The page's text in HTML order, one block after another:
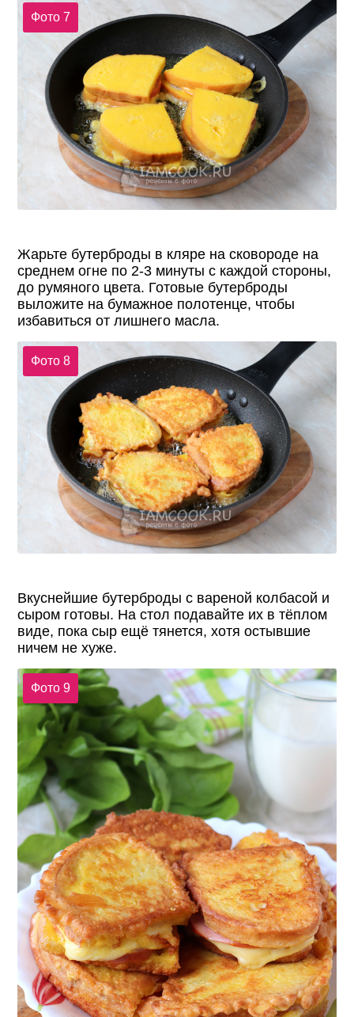
Фото 7
Жарьте бутерброды в кляре на сковороде на
среднем огне по 2-3 минуты с каждой стороны,
до румяного цвета. Готовые бутерброды
выложите на бумажное полотенце, чтобы
избавиться от лишнего масла.
Фото 8
Вкуснейшие бутерброды с вареной колбасой и
сыром готовы. На стол подавайте их в тёплом
виде, пока сыр ещё тянется, хотя остывшие
ничем не хуже.
Фото 9